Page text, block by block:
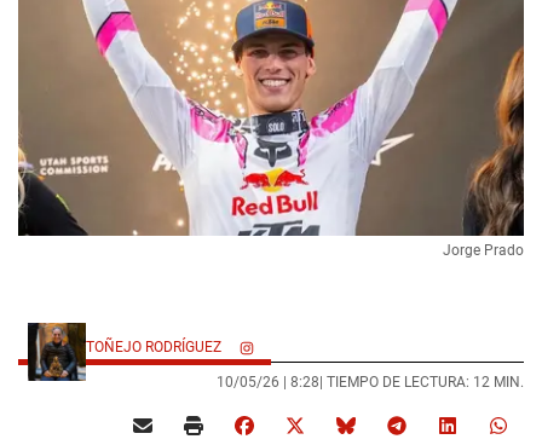
Jorge Prado
TOÑEJO RODRÍGUEZ
10/05/26 | 8:28| TIEMPO DE LECTURA: 12 MIN.